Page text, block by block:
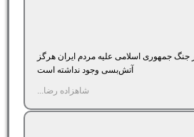
جنگ جمهوری اسلامی علیه مردم ایران هرگز
آتش‌بسی وجود نداشته است
شاهزاده رضا...